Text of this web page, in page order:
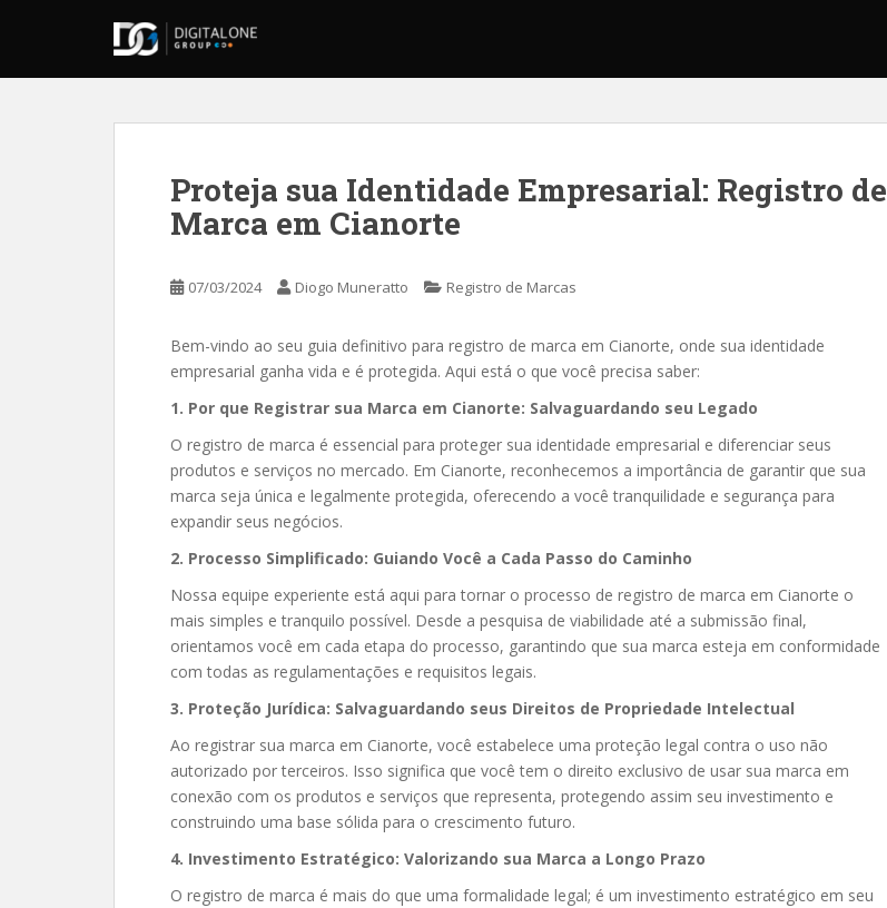
Proteja sua Identidade Empresarial: Registro de
Marca em Cianorte
07/03/2024 Diogo Muneratto Registro de Marcas
Bem-vindo ao seu guia definitivo para registro de marca em Cianorte, onde sua identidade
empresarial ganha vida e é protegida. Aqui está o que você precisa saber:
1. Por que Registrar sua Marca em Cianorte: Salvaguardando seu Legado
O registro de marca é essencial para proteger sua identidade empresarial e diferenciar seus
produtos e serviços no mercado. Em Cianorte, reconhecemos a importância de garantir que sua
marca seja única e legalmente protegida, oferecendo a você tranquilidade e segurança para
expandir seus negócios.
2. Processo Simplificado: Guiando Você a Cada Passo do Caminho
Nossa equipe experiente está aqui para tornar o processo de registro de marca em Cianorte o
mais simples e tranquilo possível. Desde a pesquisa de viabilidade até a submissão final,
orientamos você em cada etapa do processo, garantindo que sua marca esteja em conformidade
com todas as regulamentações e requisitos legais.
3. Proteção Jurídica: Salvaguardando seus Direitos de Propriedade Intelectual
Ao registrar sua marca em Cianorte, você estabelece uma proteção legal contra o uso não
autorizado por terceiros. Isso significa que você tem o direito exclusivo de usar sua marca em
conexão com os produtos e serviços que representa, protegendo assim seu investimento e
construindo uma base sólida para o crescimento futuro.
4. Investimento Estratégico: Valorizando sua Marca a Longo Prazo
O registro de marca é mais do que uma formalidade legal; é um investimento estratégico em seu